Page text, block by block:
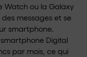
Watch ou la Galaxy
messages et se
smartphone.
Digital
par mois, ce qui